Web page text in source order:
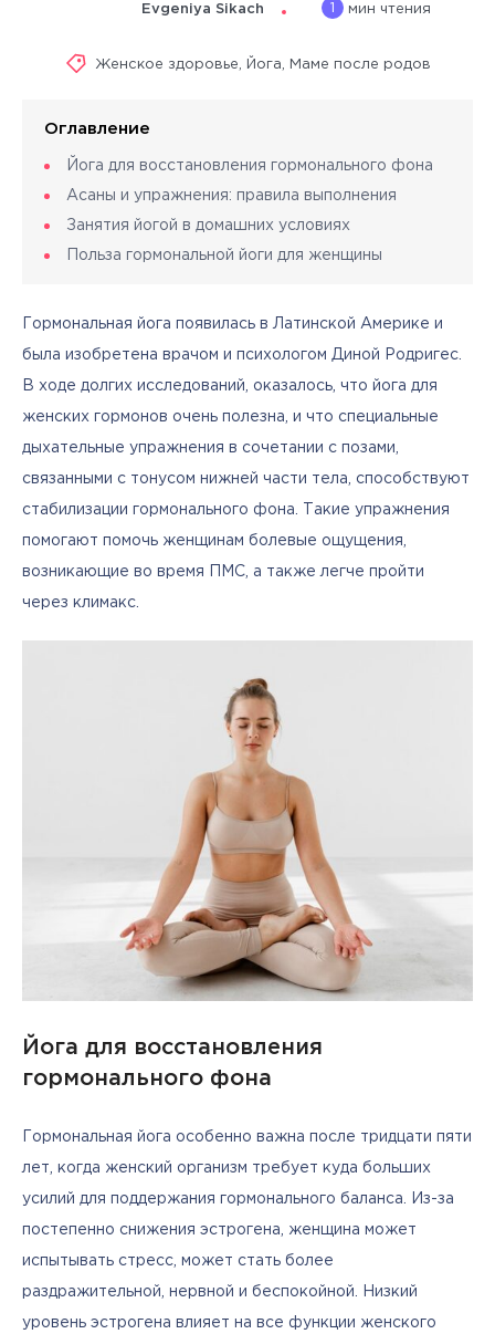
Evgeniya Sikach 1 мин чтения
Женское здоровье Йога Маме после родов
Оглавление
Йога для восстановления гормонального фона
Асаны и упражнения: правила выполнения
Занятия йогой в домашних условиях
Польза гормональной йоги для женщины
Гормональная йога появилась в Латинской Америке и
была изобретена врачом и психологом Диной Родригес.
В ходе долгих исследований, оказалось, что йога для
женских гормонов очень полезна, и что специальные
дыхательные упражнения в сочетании с позами,
связанными с тонусом нижней части тела, способствуют
стабилизации гормонального фона. Такие упражнения
помогают помочь женщинам болевые ощущения,
возникающие во время ПМС, а также легче пройти
через климакс.
Йога для восстановления
гормонального фона
Гормональная йога особенно важна после тридцати пяти
лет, когда женский организм требует куда больших
усилий для поддержания гормонального баланса. Из-за
постепенно снижения эстрогена, женщина может
испытывать стресс, может стать более
раздражительной, нервной и беспокойной. Низкий
уровень эстрогена влияет на все функции женского